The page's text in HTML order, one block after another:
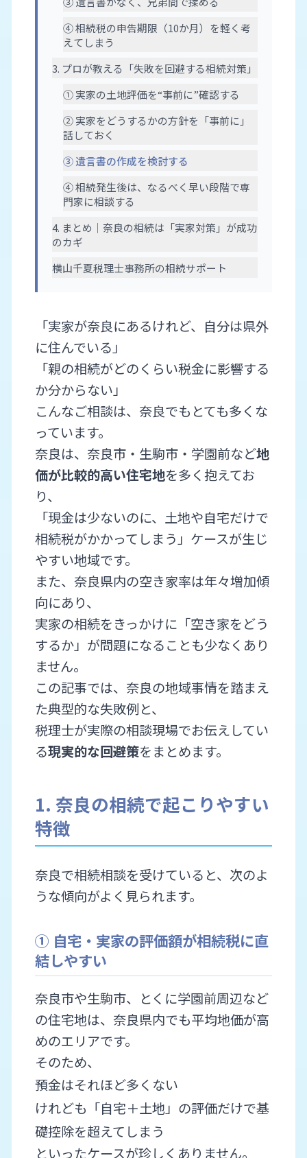
④ 相続税の申告期限（10か月）を軽く考
えてしまう
3. プロが教える「失敗を回避する相続対策」
① 実家の土地評価を“事前に”確認する
② 実家をどうするかの方針を「事前に」
話しておく
③ 遺言書の作成を検討する
④ 相続発生後は、なるべく早い段階で専
門家に相談する
4. まとめ｜奈良の相続は「実家対策」が成功
のカギ
横山千夏税理士事務所の相続サポート
「実家が奈良にあるけれど、自分は県外
に住んでいる」
「親の相続がどのくらい税金に影響する
か分からない」
こんなご相談は、奈良でもとても多くな
っています。
奈良は、奈良市・生駒市・学園前など地
価が比較的高い住宅地を多く抱えてお
り、
「現金は少ないのに、土地や自宅だけで
相続税がかかってしまう」ケースが生じ
やすい地域です。
また、奈良県内の空き家率は年々増加傾
向にあり、
実家の相続をきっかけに「空き家をどう
するか」が問題になることも少なくあり
ません。
この記事では、奈良の地域事情を踏まえ
た典型的な失敗例と、
税理士が実際の相談現場でお伝えしてい
る現実的な回避策をまとめます。
1. 奈良の相続で起こりやすい
特徴
奈良で相続相談を受けていると、次のよ
うな傾向がよく見られます。
① 自宅・実家の評価額が相続税に直
結しやすい
奈良市や生駒市、とくに学園前周辺など
の住宅地は、奈良県内でも平均地価が高
めのエリアです。
そのため、
預金はそれほど多くない
けれども「自宅＋土地」の評価だけで基
礎控除を超えてしまう
といったケースが珍しくありません。